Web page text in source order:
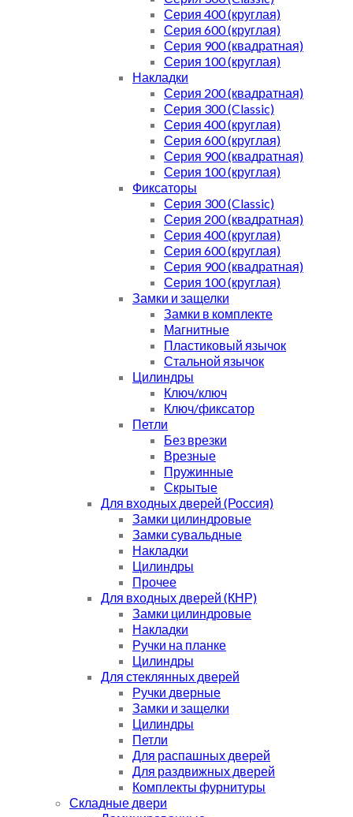
Серия 400 (круглая)
Серия 600 (круглая)
Серия 900 (квадратная)
Серия 100 (круглая)
Накладки
Серия 200 (квадратная)
Серия 300 (Classic)
Серия 400 (круглая)
Серия 600 (круглая)
Серия 900 (квадратная)
Серия 100 (круглая)
Фиксаторы
Серия 300 (Classic)
Серия 200 (квадратная)
Серия 400 (круглая)
Серия 600 (круглая)
Серия 900 (квадратная)
Серия 100 (круглая)
Замки и защелки
Замки в комплекте
Магнитные
Пластиковый язычок
Стальной язычок
Цилиндры
Ключ/ключ
Ключ/фиксатор
Петли
Без врезки
Врезные
Пружинные
Скрытые
Для входных дверей (Россия)
Замки цилиндровые
Замки сувальдные
Накладки
Цилиндры
Прочее
Для входных дверей (КНР)
Замки цилиндровые
Накладки
Ручки на планке
Цилиндры
Для стеклянных дверей
Ручки дверные
Замки и защелки
Цилиндры
Петли
Для распашных дверей
Для раздвижных дверей
Комплекты фурнитуры
Складные двери